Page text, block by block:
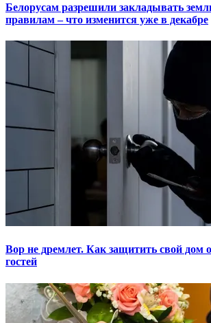
Белорусам разрешили закладывать
правилам – что изменится уже в декабре
Вор не дремлет. Как защитить свой дом
гостей